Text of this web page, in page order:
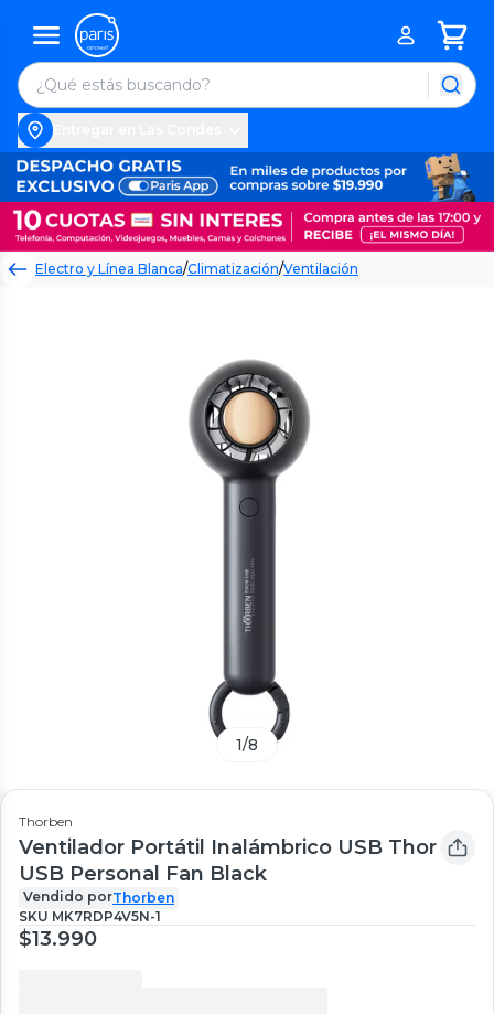
Electro y Línea Blanca/Climatización/Ventilación
1/8
Thorben
Ventilador Portátil Inalámbrico USB Thor
USB Personal Fan Black
Vendido porThorben
SKU MK7RDP4V5N-1
$13.990